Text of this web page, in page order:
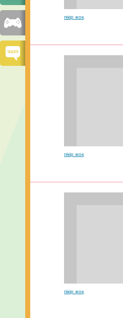
пікір жоқ
пікір жоқ
пікір жоқ